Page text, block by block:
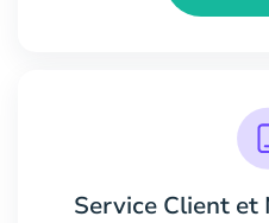
Service Client et